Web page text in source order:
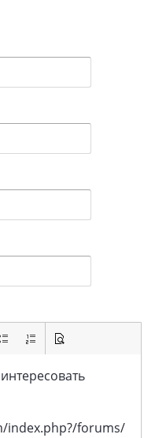
index.php?/forums/